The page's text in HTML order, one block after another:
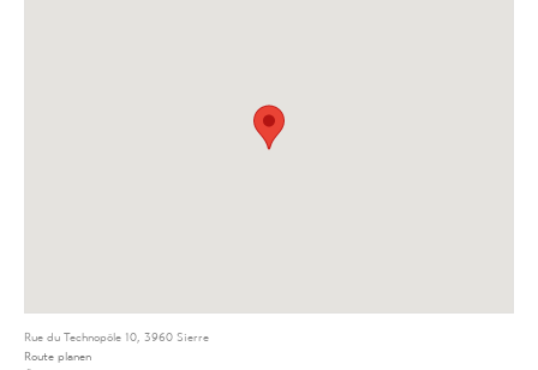
Rue du Technopôle 10, 3960 Sierre
Route planen